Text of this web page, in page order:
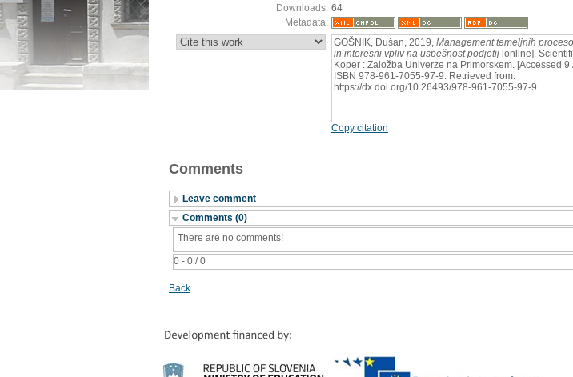
Downloads: 64
Metadata:
: GOŠNIK, Dušan, 2019, Management temeljnih
in interesni vpliv na uspešnost podjetij [online].
Koper : Založba Univerze na Primorskem. [Accessed 9
ISBN 978-961-7055-97-9. Retrieved from:
https://dx.doi.org/10.26493/978-961-7055-97-9
Copy citation
Comments
Leave comment
Comments (0)
0 - 0 / 0
There are no comments!
Back